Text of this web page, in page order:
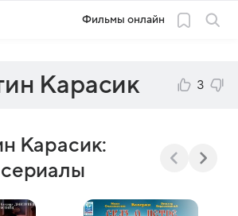
Фильмы онлайн
Карасик 3
Карасик: